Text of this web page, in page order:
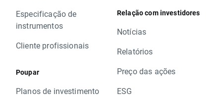
Especificação de
instrumentos
Cliente profissionais
Poupar
Planos de investimento
Relação com investidores
Notícias
Relatórios
Preço das ações
ESG